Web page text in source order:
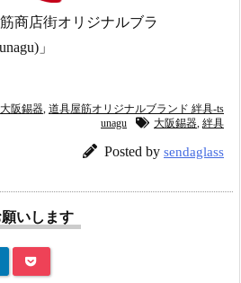
商店街オリジナルブラ
」
大阪錫器, 道具屋筋オリジナルブランド 絆具-ts
unagu
大阪錫器, 絆具
Posted by sendaglass
いします